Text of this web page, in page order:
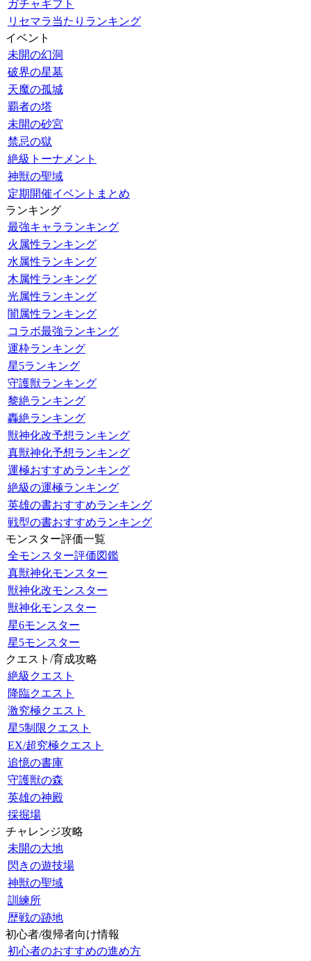
ガチャギフト
リセマラ当たりランキング
イベント
未開の幻洞
破界の星墓
天魔の孤城
覇者の塔
未開の砂宮
禁忌の獄
絶級トーナメント
神獣の聖域
定期開催イベントまとめ
ランキング
最強キャラランキング
火属性ランキング
水属性ランキング
木属性ランキング
光属性ランキング
闇属性ランキング
コラボ最強ランキング
運枠ランキング
星5ランキング
守護獣ランキング
黎絶ランキング
轟絶ランキング
獣神化改予想ランキング
真獣神化予想ランキング
運極おすすめランキング
絶級の運極ランキング
英雄の書おすすめランキング
戦型の書おすすめランキング
モンスター評価一覧
全モンスター評価図鑑
真獣神化モンスター
獣神化改モンスター
獣神化モンスター
星6モンスター
星5モンスター
クエスト/育成攻略
絶級クエスト
降臨クエスト
激究極クエスト
星5制限クエスト
EX/超究極クエスト
追憶の書庫
守護獣の森
英雄の神殿
採掘場
チャレンジ攻略
未開の大地
閃きの遊技場
神獣の聖域
訓練所
歴戦の跡地
初心者/復帰者向け情報
初心者のおすすめの進め方